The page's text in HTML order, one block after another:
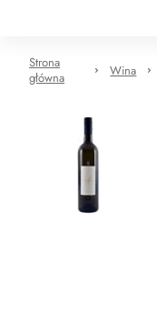
Strona
główna
Wina